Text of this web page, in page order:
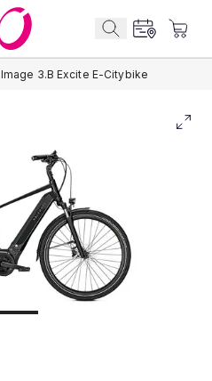
Image 3.B Excite E-Citybike